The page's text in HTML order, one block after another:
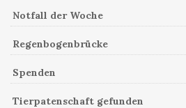
Notfall der Woche
Regenbogenbrücke
Spenden
Tierpatenschaft gefunden